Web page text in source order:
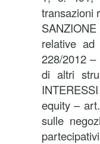
transazioni
relative
228/2012
di altri
equity –
sulle